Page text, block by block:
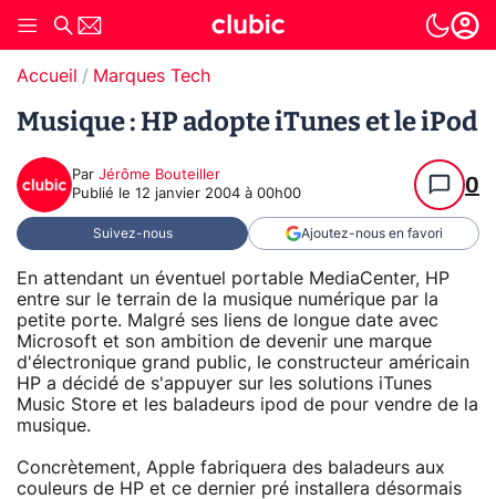
Accueil Marques Tech
Musique : HP adopte iTunes et le iPod
Par Jérôme Bouteiller
Publié le 12 janvier 2004 à 00h00 0
Suivez-nous Ajoutez-nous en favori
En attendant un éventuel portable MediaCenter, HP
entre sur le terrain de la musique numérique par la
petite porte. Malgré ses liens de longue date avec
Microsoft et son ambition de devenir une marque
d'électronique grand public, le constructeur américain
HP a décidé de s'appuyer sur les solutions iTunes
Music Store et les baladeurs ipod de pour vendre de la
musique.
Concrètement, Apple fabriquera des baladeurs aux
couleurs de HP et ce dernier pré installera désormais